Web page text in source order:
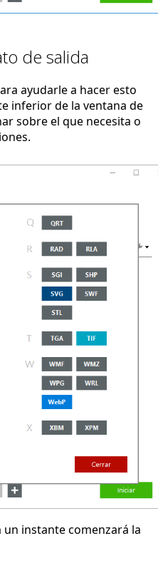
de salida
ayudarle a hacer esto
inferior de la ventana de
sobre el que necesita o
un instante comenzará la